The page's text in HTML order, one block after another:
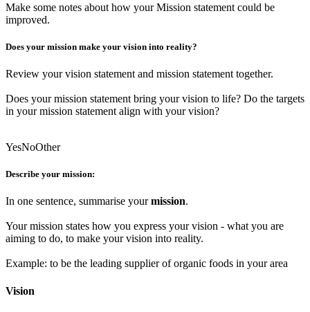
Make some notes about how your Mission statement could be
improved.
Does your mission make your vision into reality?
Review your vision statement and mission statement together.
Does your mission statement bring your vision to life? Do the targets
in your mission statement align with your vision?
YesNoOther
Describe your mission:
In one sentence, summarise yourmission.
Your mission states how you express your vision - what you are
aiming to do, to make your vision into reality.
Example: to be the leading supplier of organic foods in your area
Vision